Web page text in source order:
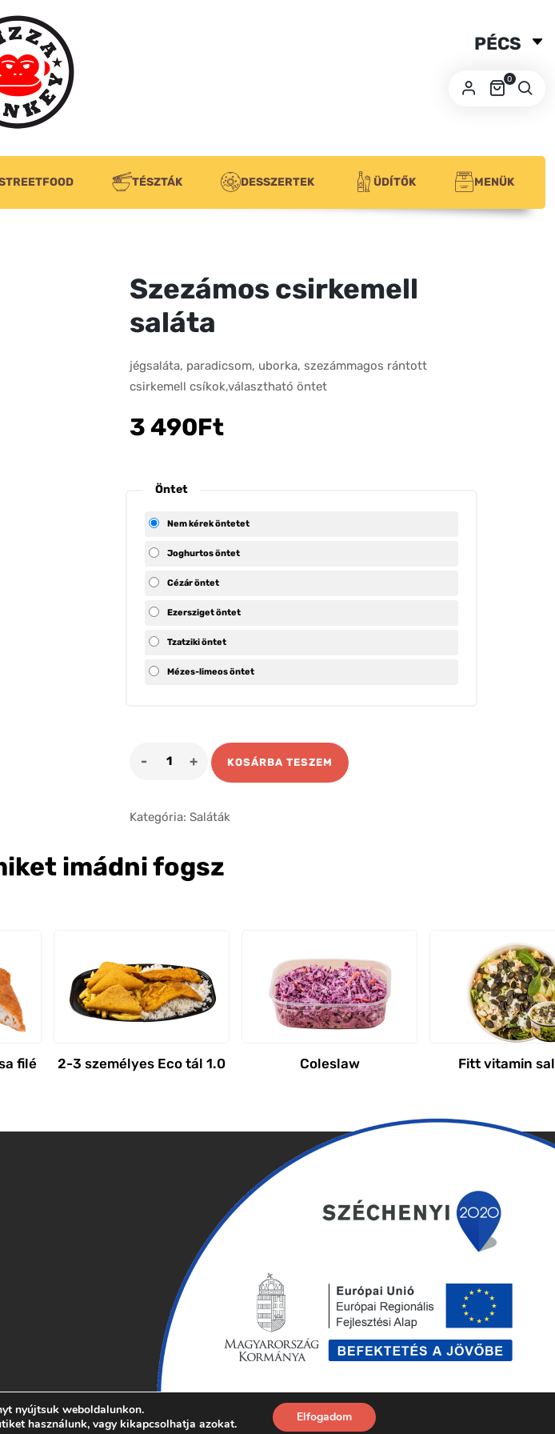
PÉCS
0
TÉSZTÁK DESSZERTEK ÜDÍTŐK MENÜK
Szezámos csirkemell
saláta
jégsaláta, paradicsom, uborka, szezámmagos rántott
csirkemell csíkok,választható öntet
3 490Ft
Öntet
Nem kérek öntetet
Joghurtos öntet
Cézár öntet
Ezersziget öntet
Tzatziki öntet
Mézes-limeos öntet
mennyiség
KOSÁRBA TESZEM
Kategória: Saláták
imádni fogsz
filé 2-3 személyes Eco tál 1.0 Coleslaw Fitt vitamin
nyújtsuk weboldalunkon.
használunk, vagy kikapcsolhatja azokat. Elfogadom